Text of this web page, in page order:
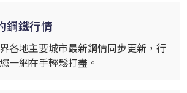
鋼鐵行情
各地主要城市最新鋼情同步更新，行
一網在手輕鬆打盡。